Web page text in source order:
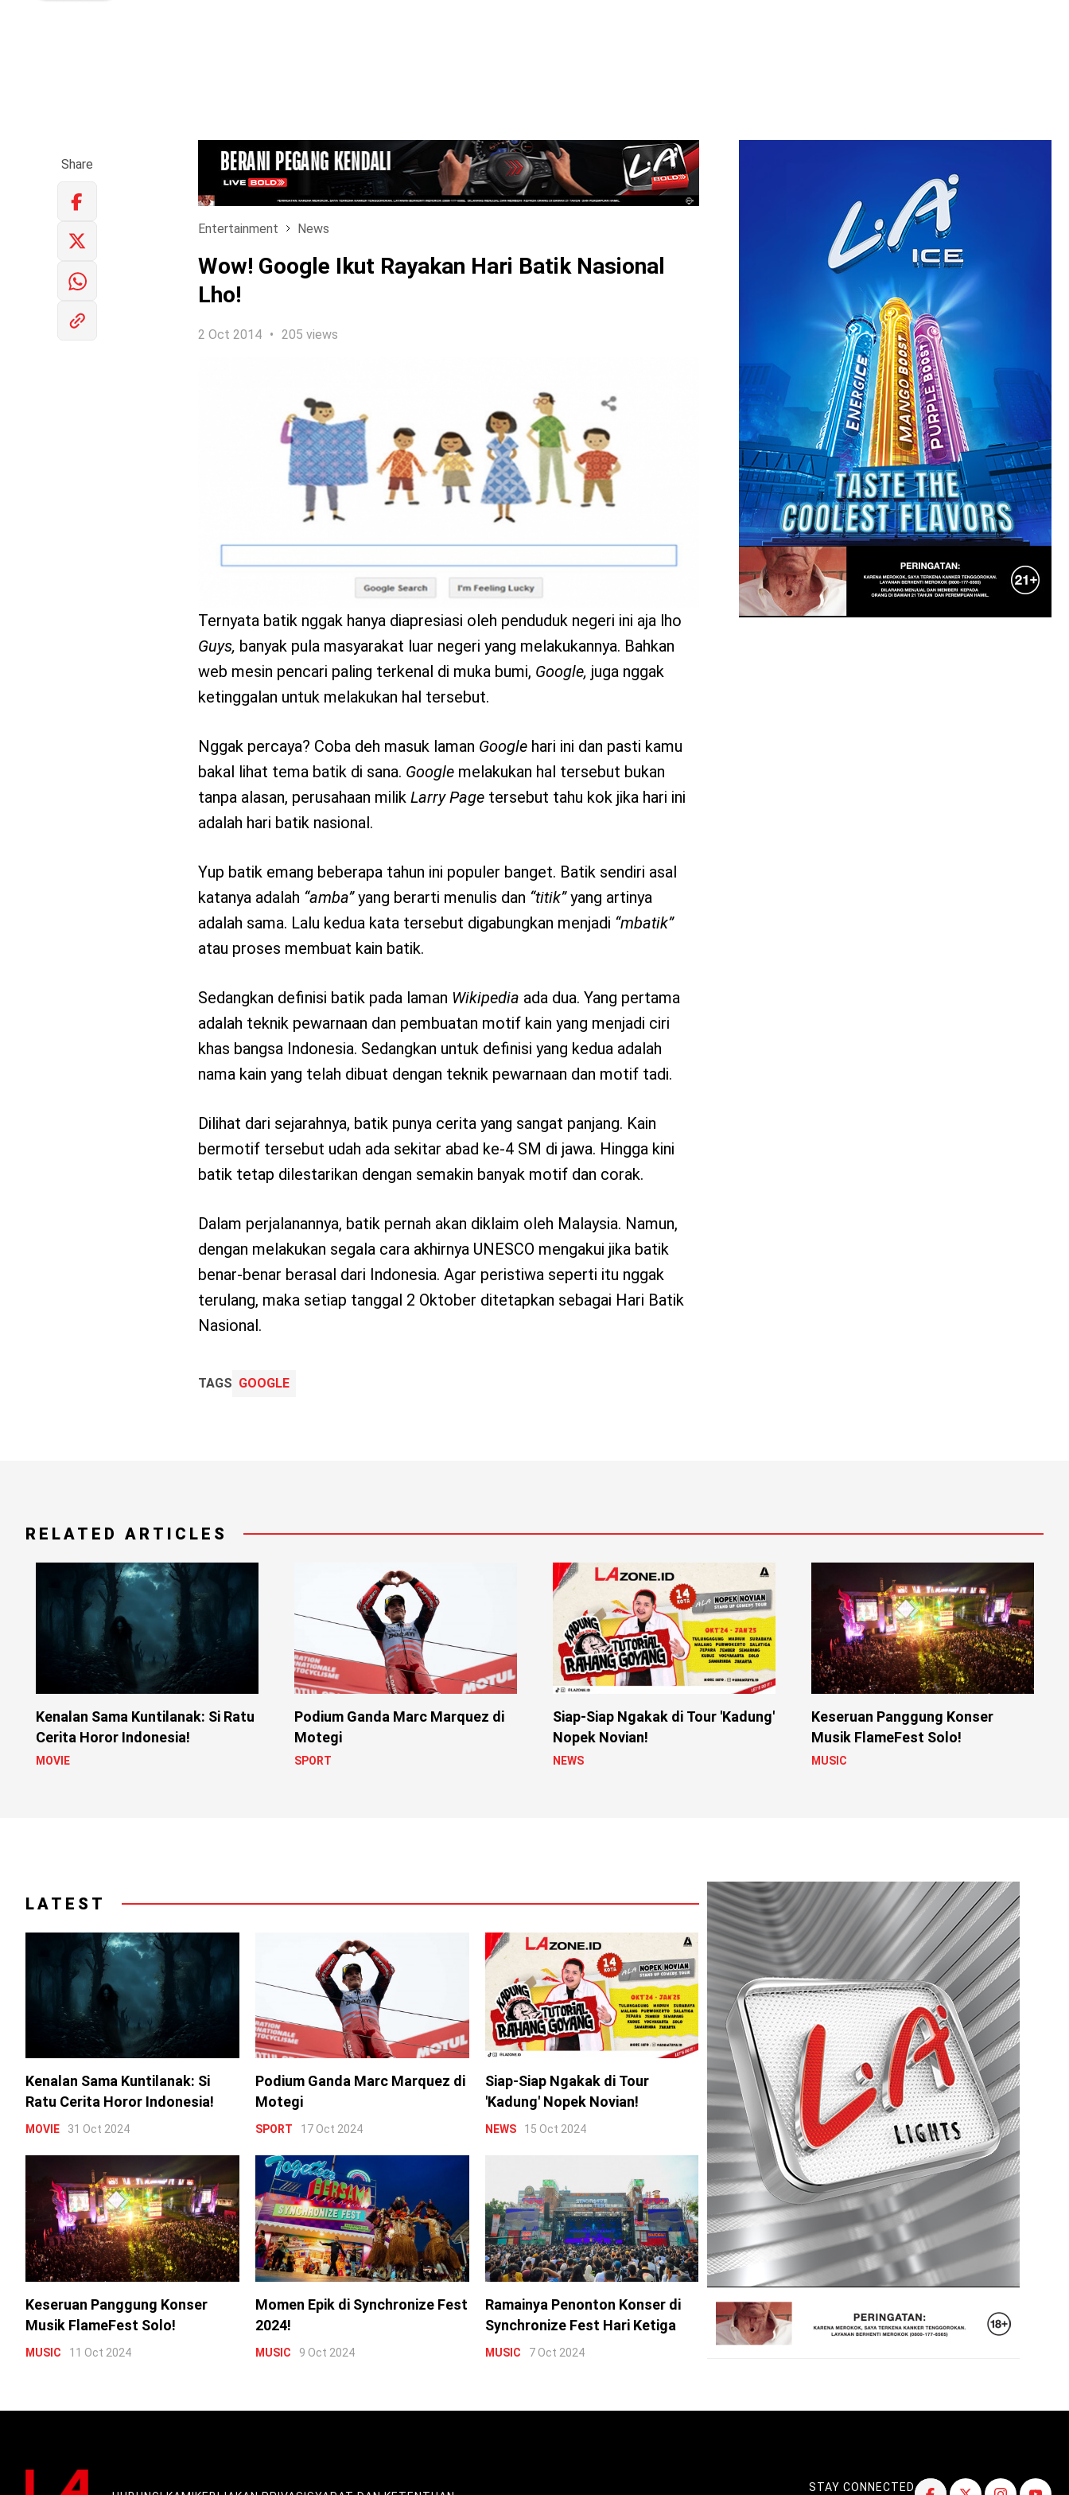
benefit
menarik
LOGIN
Share
Entertainment News
Wow! Google Ikut Rayakan Hari Batik Nasional
Lho!
2 Oct 2014 205 views
Ternyata batik nggak hanya diapresiasi oleh penduduk negeri ini aja lho
Guys, banyak pula masyarakat luar negeri yang melakukannya. Bahkan
web mesin pencari paling terkenal di muka bumi, Google, juga nggak
ketinggalan untuk melakukan hal tersebut.
Nggak percaya? Coba deh masuk laman Googlehari ini dan pasti kamu
bakal lihat tema batik di sana. Googlemelakukan hal tersebut bukan
tanpa alasan, perusahaan milik Larry Pagetersebut tahu kok jika hari ini
adalah hari batik nasional.
Yup batik emang beberapa tahun ini populer banget. Batik sendiri asal
katanya adalah “amba”yang berarti menulis dan “titik”yang artinya
adalah sama. Lalu kedua kata tersebut digabungkan menjadi “mbatik”
atau proses membuat kain batik.
Sedangkan definisi batik pada laman Wikipedia ada dua. Yang pertama
adalah teknik pewarnaan dan pembuatan motif kain yang menjadi ciri
khas bangsa Indonesia. Sedangkan untuk definisi yang kedua adalah
nama kain yang telah dibuat dengan teknik pewarnaan dan motif tadi.
Dilihat dari sejarahnya, batik punya cerita yang sangat panjang. Kain
bermotif tersebut udah ada sekitar abad ke-4 SM di jawa. Hingga kini
batik tetap dilestarikan dengan semakin banyak motif dan corak.
Dalam perjalanannya, batik pernah akan diklaim oleh Malaysia. Namun,
dengan melakukan segala cara akhirnya UNESCO mengakui jika batik
benar-benar berasal dari Indonesia. Agar peristiwa seperti itu nggak
terulang, maka setiap tanggal 2 Oktober ditetapkan sebagai Hari Batik
Nasional.
TAGS GOOGLE
RELATED ARTICLES
Kenalan Sama Kuntilanak: Si Ratu
Cerita Horor Indonesia!
MOVIE
Podium Ganda Marc Marquez di
Motegi
SPORT
Siap-Siap Ngakak di Tour 'Kadung'
Nopek Novian!
NEWS
Keseruan Panggung Konser
Musik FlameFest Solo!
MUSIC
LATEST
Kenalan Sama Kuntilanak: Si
Ratu Cerita Horor Indonesia!
MOVIE 31 Oct 2024
Podium Ganda Marc Marquez di
Motegi
SPORT 17 Oct 2024
Siap-Siap Ngakak di Tour
'Kadung' Nopek Novian!
NEWS 15 Oct 2024
Keseruan Panggung Konser
Musik FlameFest Solo!
MUSIC 11 Oct 2024
Momen Epik di Synchronize Fest
2024!
MUSIC 9 Oct 2024
Ramainya Penonton Konser di
Synchronize Fest Hari Ketiga
MUSIC 7 Oct 2024
STAY CONNECTED